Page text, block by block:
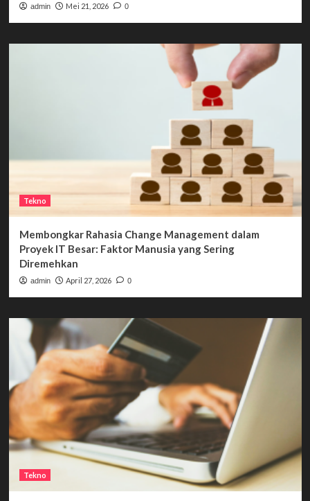
admin Mei 21, 2026 0
Tekno
Membongkar Rahasia Change Management dalam
Proyek IT Besar: Faktor Manusia yang Sering
Diremehkan
admin April 27, 2026 0
Tekno